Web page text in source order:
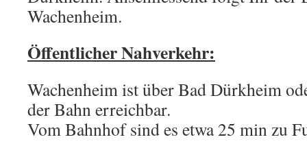
Wachenheim.
Öffentlicher Nahverkehr:
Wachenheim ist über Bad Dürkheim
der Bahn erreichbar.
Vom Bahnhof sind es etwa 25 min zu